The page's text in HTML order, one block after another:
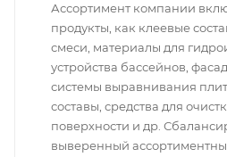
Ассортимент компании
продукты, как клеевые
смеси, материалы для
устройства бассейнов,
системы выравнивания
составы, средства для
поверхности и др.
выверенный